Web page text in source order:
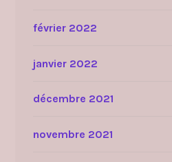
février 2022
janvier 2022
décembre 2021
novembre 2021